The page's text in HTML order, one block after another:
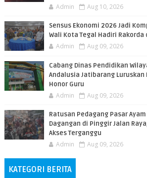
Admin Aug 10, 2026
Sensus Ekonomi 2026 Jadi
Wali Kota Tegal Hadiri Rakorda
Admin Aug 09, 2026
Cabang Dinas Pendidikan
Andalusia Jatibarang Luruskan
Honor Guru
Admin Aug 09, 2026
​Ratusan Pedagang Pasar
Dagangan di Pinggir Jalan
Akses Terganggu
Admin Aug 09, 2026
KATEGORI BERITA